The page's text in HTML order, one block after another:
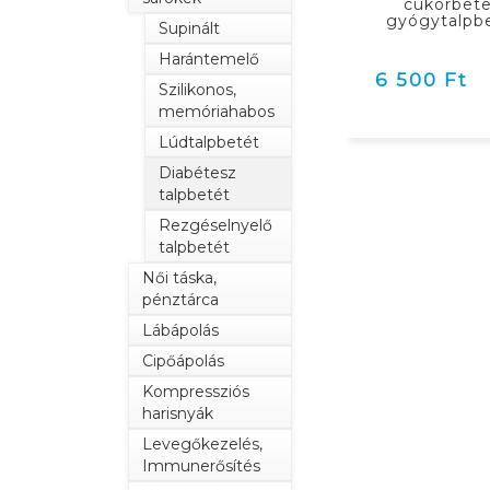
Supinált
Harántemelő
Szilikonos,
memóriahabos
Lúdtalpbetét
Diabétesz
talpbetét
Rezgéselnyelő
talpbetét
Női táska,
pénztárca
Lábápolás
Cipőápolás
Kompressziós
harisnyák
Levegőkezelés,
Immunerősítés
6 500 Ft